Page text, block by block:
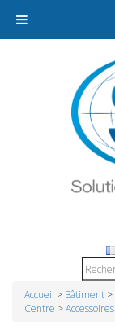
Accueil > Bâtiment >
Centre >Accessoires